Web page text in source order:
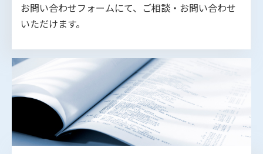
お問い合わせフォームにて、ご相談・お問い合わせ
いただけます。